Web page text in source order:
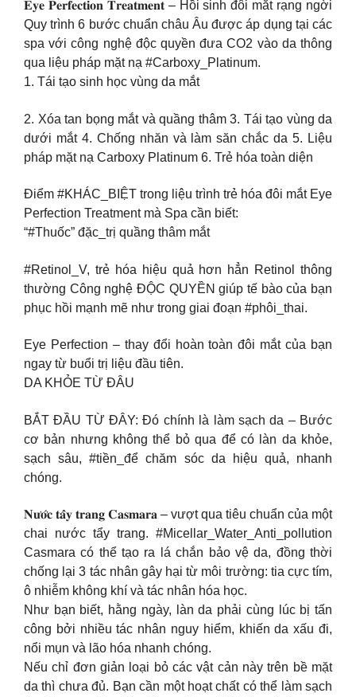
𝐄𝐲𝐞 𝐏𝐞𝐫𝐟𝐞𝐜𝐭𝐢𝐨𝐧 𝐓𝐫𝐞𝐚𝐭𝐦𝐞𝐧𝐭 – Hồi sinh đôi mắt rạng ngời
Quy trình 6 bước chuẩn châu Âu được áp dụng tại các
spa với công nghệ độc quyền đưa CO2 vào da thông
qua liệu pháp mặt nạ #Carboxy_Platinum.
1. Tái tạo sinh học vùng da mắt
2. Xóa tan bọng mắt và quầng thâm 3. Tái tạo vùng da
dưới mắt 4. Chống nhăn và làm săn chắc da 5. Liệu
pháp mặt nạ Carboxy Platinum 6. Trẻ hóa toàn diện
Điểm #KHÁC_BIỆT trong liệu trình trẻ hóa đôi mắt Eye
Perfection Treatment mà Spa cần biết:
“#Thuốc” đặc_trị quầng thâm mắt
#Retinol_V, trẻ hóa hiệu quả hơn hẳn Retinol thông
thường Công nghệ ĐỘC QUYỀN giúp tế bào của bạn
phục hồi mạnh mẽ như trong giai đoạn #phôi_thai.
Eye Perfection – thay đổi hoàn toàn đôi mắt của bạn
ngay từ buổi trị liệu đầu tiên.
DA KHỎE TỪ ĐÂU
BẮT ĐẦU TỪ ĐÂY: Đó chính là làm sạch da – Bước
cơ bản nhưng không thể bỏ qua để có làn da khỏe,
sạch sâu, #tiền_để chăm sóc da hiệu quả, nhanh
chóng.
𝐍𝐮̛𝐨̛́𝐜 𝐭𝐚̂̉𝐲 𝐭𝐫𝐚𝐧𝐠 𝐂𝐚𝐬𝐦𝐚𝐫𝐚 – vượt qua tiêu chuẩn của một
chai nước tẩy trang. #Micellar_Water_Anti_pollution
Casmara có thể tạo ra lá chắn bảo vệ da, đồng thời
chống lại 3 tác nhân gây hại từ môi trường: tia cực tím,
ô nhiễm không khí và tác nhân hóa học.
Như bạn biết, hằng ngày, làn da phải cùng lúc bị tấn
công bởi nhiều tác nhân nguy hiểm, khiến da xấu đi,
nổi mụn và lão hóa nhanh chóng.
Nếu chỉ đơn giản loại bỏ các vật cản này trên bề mặt
da thì chưa đủ. Bạn cần một hoạt chất có thể làm sạch